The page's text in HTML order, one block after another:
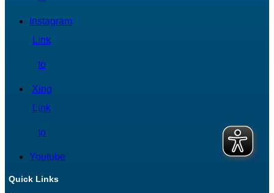
Instagram
Link
to
Xing
Link
to
Youtube
Quick Links